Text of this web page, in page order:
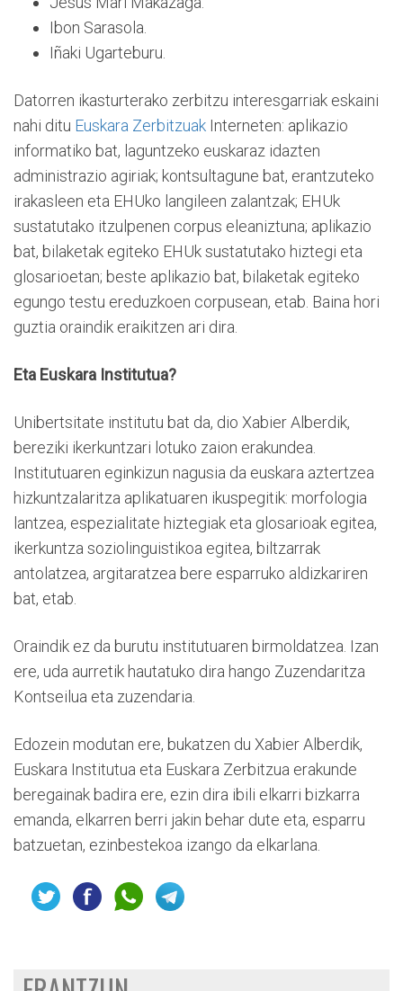
Ibon Sarasola.
Iñaki Ugarteburu.
Datorren ikasturterako zerbitzu interesgarriak eskaini
nahi ditu Euskara Zerbitzuak Interneten: aplikazio
informatiko bat, laguntzeko euskaraz idazten
administrazio agiriak; kontsultagune bat, erantzuteko
irakasleen eta EHUko langileen zalantzak; EHUk
sustatutako itzulpenen corpus eleaniztuna; aplikazio
bat, bilaketak egiteko EHUk sustatutako hiztegi eta
glosarioetan; beste aplikazio bat, bilaketak egiteko
egungo testu ereduzkoen corpusean, etab. Baina hori
guztia oraindik eraikitzen ari dira.
Eta Euskara Institutua?
Unibertsitate institutu bat da, dio Xabier Alberdik,
bereziki ikerkuntzari lotuko zaion erakundea.
Institutuaren eginkizun nagusia da euskara aztertzea
hizkuntzalaritza aplikatuaren ikuspegitik: morfologia
lantzea, espezialitate hiztegiak eta glosarioak egitea,
ikerkuntza soziolinguistikoa egitea, biltzarrak
antolatzea, argitaratzea bere esparruko aldizkariren
bat, etab.
Oraindik ez da burutu institutuaren birmoldatzea. Izan
ere, uda aurretik hautatuko dira hango Zuzendaritza
Kontseilua eta zuzendaria.
Edozein modutan ere, bukatzen du Xabier Alberdik,
Euskara Institutua eta Euskara Zerbitzua erakunde
beregainak badira ere, ezin dira ibili elkarri bizkarra
emanda, elkarren berri jakin behar dute eta, esparru
batzuetan, ezinbestekoa izango da elkarlana.